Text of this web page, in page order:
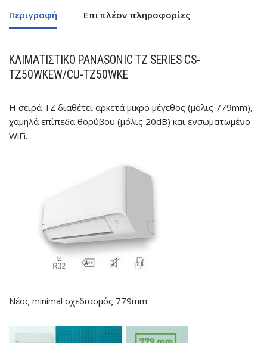
Περιγραφή Επιπλέον πληροφορίες
ΚΛΙΜΑΤΙΣΤΙΚΌ PANASONIC TZ SERIES CS-
TZ50WKEW/CU-TZ50WKE
Η σειρά TZ διαθέτει αρκετά μικρό μέγεθος (μόλις 779mm),
χαμηλά επίπεδα θορύβου (μόλις 20dB) και ενσωματωμένο
WiFi.
Νέος minimal σχεδιασμός 779mm